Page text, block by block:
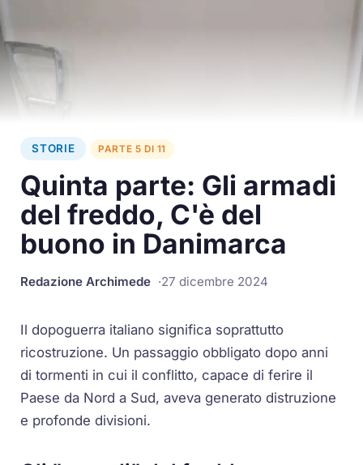
STORIE PARTE 5 DI 11
Quinta parte: Gli armadi
del freddo, C'è del
buono in Danimarca
Redazione Archimede 27 dicembre 2024
Il dopoguerra italiano significa soprattutto
ricostruzione. Un passaggio obbligato dopo anni
di tormenti in cui il conflitto, capace di ferire il
Paese da Nord a Sud, aveva generato distruzione
e profonde divisioni.